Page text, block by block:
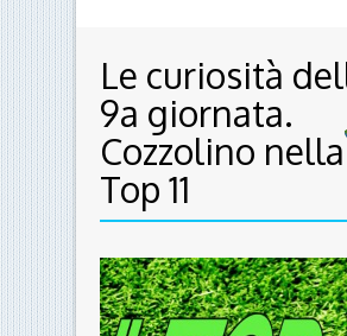
Le curiosità
9a giornata.
Cozzolino nella
Top 11